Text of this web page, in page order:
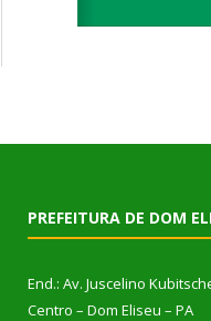
PREFEITURA DE DOM
End.: Av. Juscelino
Centro – Dom Eliseu – PA